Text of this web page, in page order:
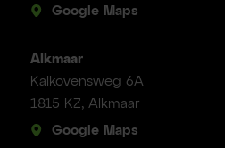
Google Maps
Alkmaar
Kalkovensweg 6A
1815 KZ, Alkmaar
Google Maps